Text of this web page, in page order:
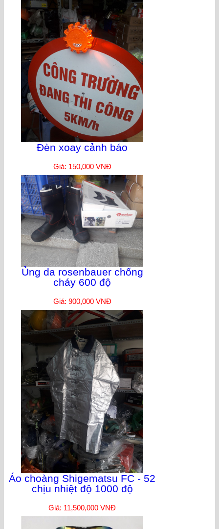
Đèn xoay cảnh báo
Giá: 150,000 VNĐ
Ủng da rosenbauer chống
cháy 600 độ
Giá: 900,000 VNĐ
Áo choàng Shigematsu FC - 52
chịu nhiệt độ 1000 độ
Giá: 11,500,000 VNĐ